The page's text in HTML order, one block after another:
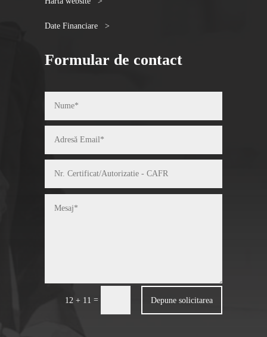
Date Financiare >
Formular de contact
12 + 11 = Depune solicitarea